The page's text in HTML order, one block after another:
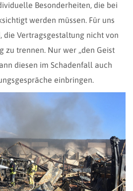
Besonderheiten, die bei
werden müssen. Für uns
die Vertragsgestaltung nicht von
zu trennen. Nur wer „den Geist
diesen im Schadenfall auch
einbringen.